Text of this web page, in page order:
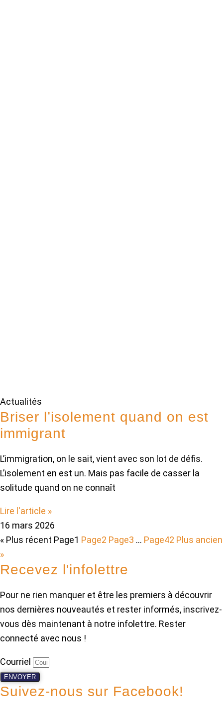
Actualités
Briser l’isolement quand on est
immigrant
L’immigration, on le sait, vient avec son lot de défis.
L’isolement en est un. Mais pas facile de casser la
solitude quand on ne connaît
Lire l'article »
16 mars 2026
« Plus récent Page1 Page2 Page3 … Page42 Plus ancien
»
Recevez l'infolettre
Pour ne rien manquer et être les premiers à découvrir
nos dernières nouveautés et rester informés, inscrivez-
vous dès maintenant à notre infolettre. Rester
connecté avec nous !
Courriel
ENVOYER
Suivez-nous sur Facebook!